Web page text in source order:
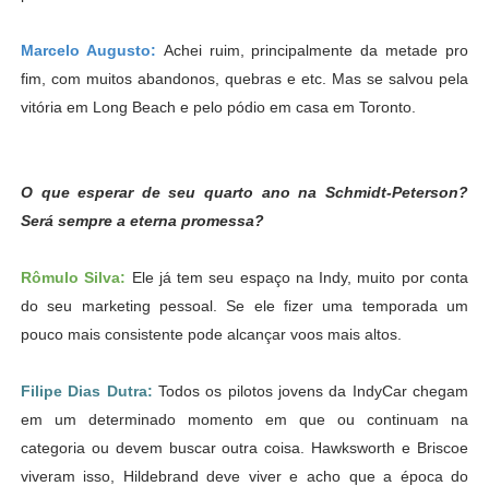
Marcelo Augusto: Achei ruim, principalmente da metade pro
fim, com muitos abandonos, quebras e etc. Mas se salvou pela
vitória em Long Beach e pelo pódio em casa em Toronto.
O que esperar de seu quarto ano na Schmidt-Peterson?
Será sempre a eterna promessa?
Rômulo Silva: Ele já tem seu espaço na Indy, muito por conta
do seu marketing pessoal. Se ele fizer uma temporada um
pouco mais consistente pode alcançar voos mais altos.
Filipe Dias Dutra: Todos os pilotos jovens da IndyCar chegam
em um determinado momento em que ou continuam na
categoria ou devem buscar outra coisa. Hawksworth e Briscoe
viveram isso, Hildebrand deve viver e acho que a época do